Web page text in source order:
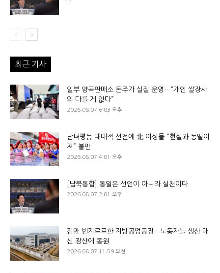
최근 기사
일부 양곡판매소 돈주가 실질 운영…“개인 쌀장사
와 다를 게 없다”
2026.08.07 6:03 오후
남녀평등 대대적 선전에 北 여성들 “현실과 동떨어
져” 불만
2026.08.07 4:01 오후
[남북통합] 통일은 선언이 아니라 실천이다
2026.08.07 2:01 오후
겉만 번지르르한 지방공업공장…노동자들 생산 대
신 광산에 동원
2026.08.07 11:59 오전